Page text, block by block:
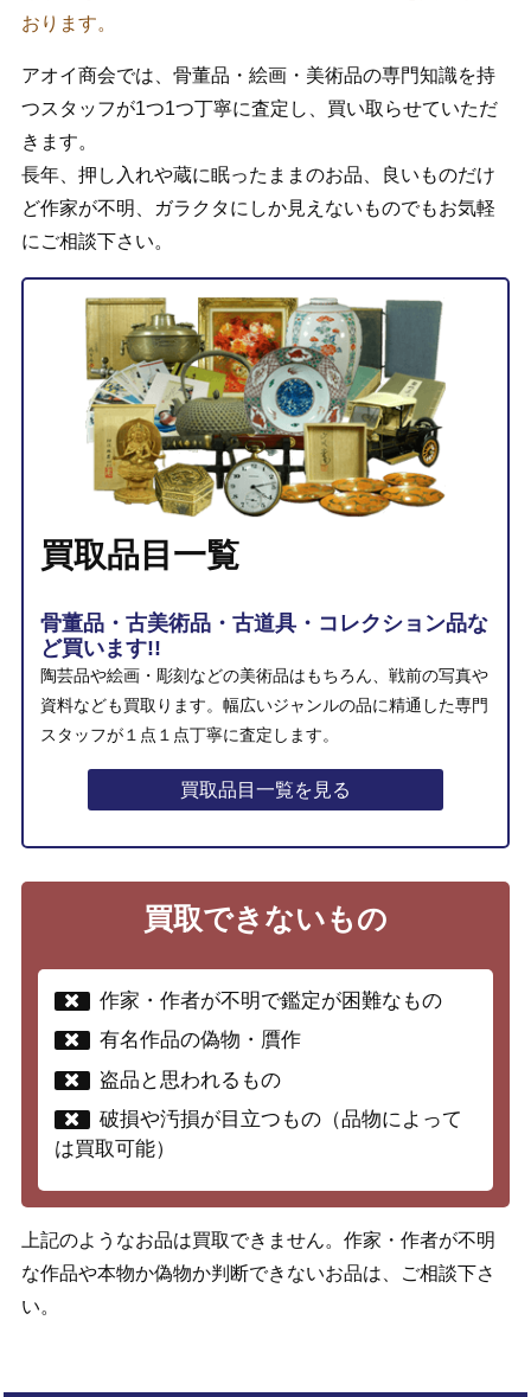
おります。
アオイ商会では、骨董品・絵画・美術品の専門知識を持
つスタッフが1つ1つ丁寧に査定し、買い取らせていただ
きます。
長年、押し入れや蔵に眠ったままのお品、良いものだけ
ど作家が不明、ガラクタにしか見えないものでもお気軽
にご相談下さい。
買取品目一覧
骨董品・古美術品・古道具・コレクション品な
ど買います!!
陶芸品や絵画・彫刻などの美術品はもちろん、戦前の写真や
資料なども買取ります。幅広いジャンルの品に精通した専門
スタッフが１点１点丁寧に査定します。
買取品目一覧を見る
買取できないもの
作家・作者が不明で鑑定が困難なもの
有名作品の偽物・贋作
盗品と思われるもの
破損や汚損が目立つもの（品物によって
は買取可能）
上記のようなお品は買取できません。作家・作者が不明
な作品や本物か偽物か判断できないお品は、ご相談下さ
い。